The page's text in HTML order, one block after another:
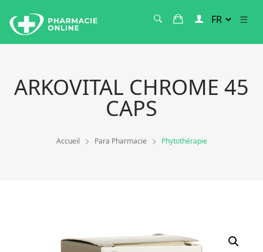
ARKOVITAL CHROME 45
CAPS
Accueil Para Pharmacie Phytothérapie